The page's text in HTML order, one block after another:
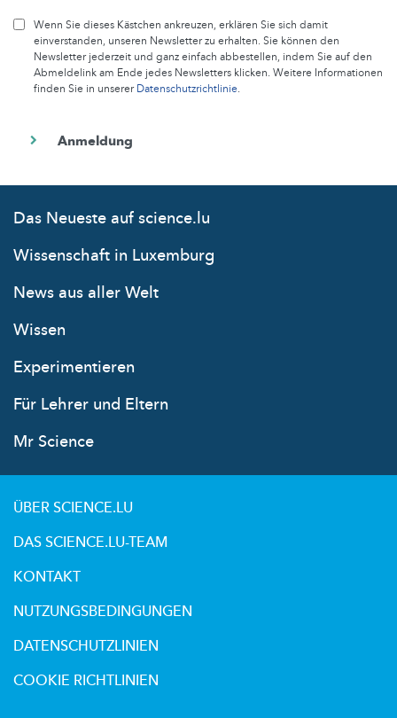
Wenn Sie dieses Kästchen ankreuzen, erklären Sie sich damit
einverstanden, unseren Newsletter zu erhalten. Sie können den
Newsletter jederzeit und ganz einfach abbestellen, indem Sie auf den
Abmeldelink am Ende jedes Newsletters klicken. Weitere Informationen
finden Sie in unsererDatenschutzrichtlinie.
Das Neueste auf science.lu
Wissenschaft in Luxemburg
News aus aller Welt
Wissen
Experimentieren
Für Lehrer und Eltern
Mr Science
ÜBER SCIENCE.LU
DAS SCIENCE.LU-TEAM
KONTAKT
NUTZUNGSBEDINGUNGEN
DATENSCHUTZLINIEN
COOKIE RICHTLINIEN